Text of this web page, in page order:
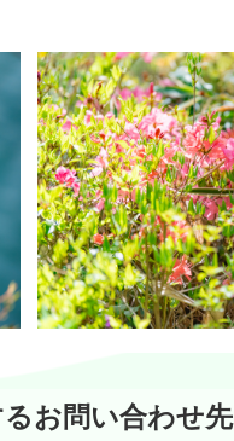
お問い合わせ先